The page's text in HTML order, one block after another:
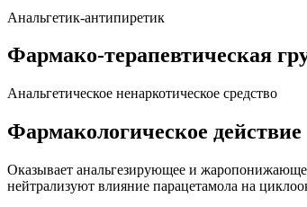
Анальгетик-антипиретик
Фармако-терапевтическая
Анальгетическое ненаркотическое средство
Фармакологическое действие
Оказывает анальгезирующее и
нейтрализуют влияние парацетамола на